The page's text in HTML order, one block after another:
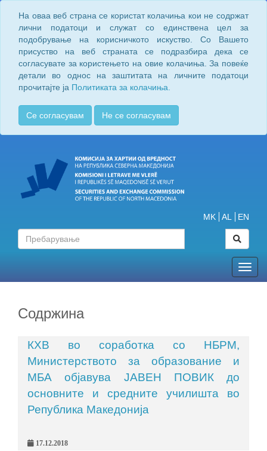
На оваа веб страна се користат колачиња кои не содржат
лични податоци и служат со единствена цел за
подобрување на корисничкото искуство. Со Вашето
присуство на веб страната се подразбира дека се
согласувате за користењето на овие колачиња. За повеќе
детали во однос на заштитата на личните податоци
прочитајте ја Политиката за колачиња.
Се согласувам Не се согласувам
MK AL EN
Содржина
КХВ во соработка со НБРМ,
Министерството за образование и
МБА објавува ЈАВЕН ПОВИК до
основните и средните училишта во
Република Македонија
17.12.2018